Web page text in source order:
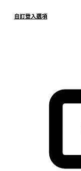
自訂登入選項